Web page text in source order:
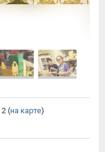
(на карте)